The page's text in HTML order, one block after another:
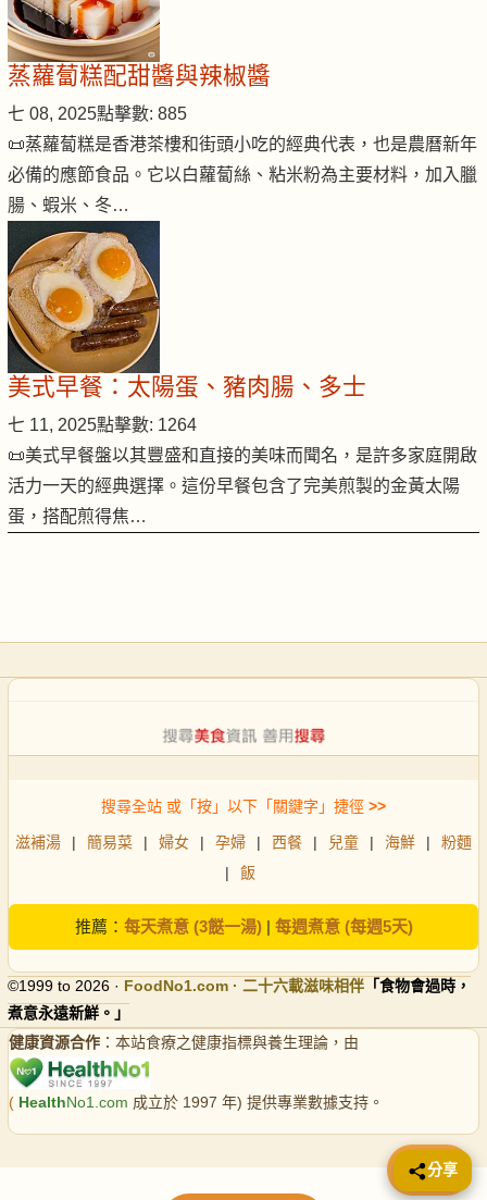
蒸蘿蔔糕配甜醬與辣椒醬
七 08, 2025點擊數: 885
📜蒸蘿蔔糕是香港茶樓和街頭小吃的經典代表，也是農曆新年
必備的應節食品。它以白蘿蔔絲、粘米粉為主要材料，加入臘
腸、蝦米、冬…
美式早餐：太陽蛋、豬肉腸、多士
七 11, 2025點擊數: 1264
📜美式早餐盤以其豐盛和直接的美味而聞名，是許多家庭開啟
活力一天的經典選擇。這份早餐包含了完美煎製的金黃太陽
蛋，搭配煎得焦…
搜尋全站 或「按」以下「關鍵字」捷徑 >>
滋補湯 | 簡易菜 | 婦女 | 孕婦 | 西餐 | 兒童 | 海鮮 |
粉麵
|
飯
推薦： 每天煮意 (3餸一湯)| 每週煮意 (每週5天)
©1999 to 2026 · FoodNo1.com · 二十六載滋味相伴 「食物會過時，
煮意永遠新鮮。」
健康資源合作 ：本站食療之健康指標與養生理論，由
( HealthNo1.com 成立於 1997 年) 提供專業數據支持。
📤 分享
分享